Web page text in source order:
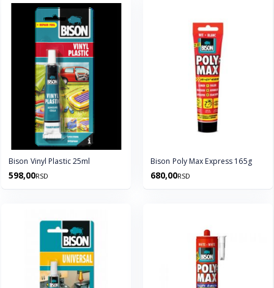
Bison Vinyl Plastic 25ml
598,00RSD
Bison Poly Max Express 165g
680,00RSD